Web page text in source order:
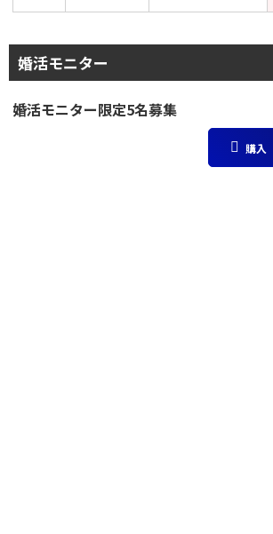
婚活モニター
婚活モニター限定5名募集
購入